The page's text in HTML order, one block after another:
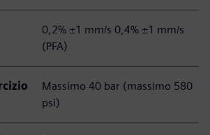
0,2% ±1 mm/s 0,4% ±1 mm/s
(PFA)
Massimo 40 bar (massimo 580
psi)